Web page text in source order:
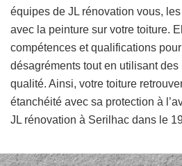
équipes de JL rénovation vous,
avec la peinture sur votre toiture.
compétences et qualifications
désagréments tout en utilisant
qualité. Ainsi, votre toiture
étanchéité avec sa protection à
JL rénovation à Serilhac dans le